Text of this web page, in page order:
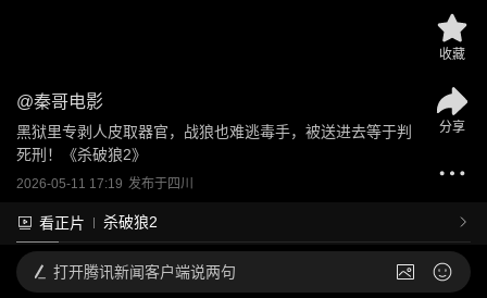
@秦哥电影
黑狱里专剥人皮取器官，战狼也难逃毒手，被送进去等于判
死刑！《杀破狼2》
2026-05-11 17:19 发布于四川
看正片 杀破狼2
收藏
分享
打开腾讯新闻客户端说两句